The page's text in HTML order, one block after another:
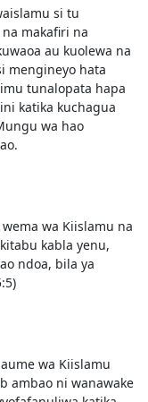
si tu
makafiri na
au kuolewa na
mengineyo hata
tunalopata hapa
katika kuchagua
wa hao
wa Kiislamu na
kabla yenu,
ndoa, bila ya
wa Kiislamu
ambao ni wanawake